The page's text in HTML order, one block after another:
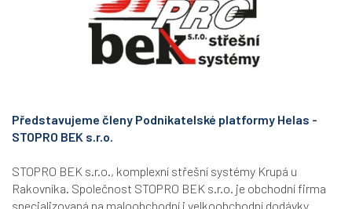
Představujeme členy Podnikatelské platformy Helas -
STOPRO BEK s.r.o.
STOPRO BEK s.r.o., komplexní střešní systémy Krupá u
Rakovníka. Společnost STOPRO BEK s.r.o. je obchodní firma
specializovaná na maloobchodní i velkoobchodní dodávky